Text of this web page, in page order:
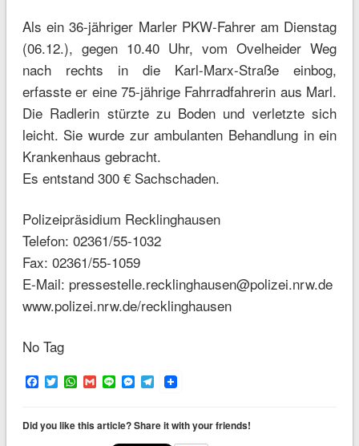
Als ein 36-jähriger Marler PKW-Fahrer am Dienstag
(06.12.), gegen 10.40 Uhr, vom Ovelheider Weg
nach rechts in die Karl-Marx-Straße einbog,
erfasste er eine 75-jährige Fahrradfahrerin aus Marl.
Die Radlerin stürzte zu Boden und verletzte sich
leicht. Sie wurde zur ambulanten Behandlung in ein
Krankenhaus gebracht.
Es entstand 300 € Sachschaden.
Polizeipräsidium Recklinghausen
Telefon: 02361/55-1032
Fax: 02361/55-1059
E-Mail: pressestelle.recklinghausen@polizei.nrw.de
www.polizei.nrw.de/recklinghausen
No Tag
Facebook
TwitterWhatsApp
Gmail
LineMessenger
Telegram
Did you like this article? Share it with your friends!